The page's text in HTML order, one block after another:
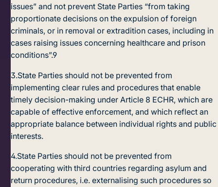
issues” and not prevent State Parties “from taking
proportionate decisions on the expulsion of foreign
criminals, or in removal or extradition cases, including in
cases raising issues concerning healthcare and prison
conditions”.9
3.State Parties should not be prevented from
implementing clear rules and procedures that enable
timely decision-making under Article 8 ECHR, which are
capable of effective enforcement, and which reflect an
appropriate balance between individual rights and public
interests.
4.State Parties should not be prevented from
cooperating with third countries regarding asylum and
return procedures, i.e. externalising such procedures so